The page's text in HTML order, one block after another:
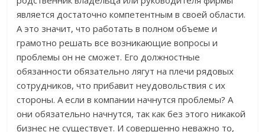
является достаточно компетентным в своей области.
А это значит, что работать в полном объеме и
грамотно решать все возникающие вопросы и
проблемы он не сможет. Его должностные
обязанности обязательно лягут на плечи рядовых
сотрудников, что прибавит неудовольствия с их
стороны. А если в компании начнутся проблемы? А
они обязательно начнутся, так как без этого никакой
бизнес не существует. И совершенно неважно то,